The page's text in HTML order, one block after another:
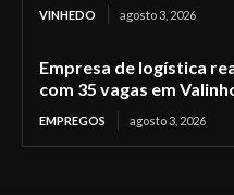
VINHEDO agosto 3, 2026
Empresa de logística
com 35 vagas em
EMPREGOS agosto 3, 2026